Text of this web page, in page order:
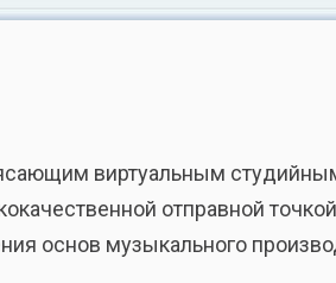
виртуальным
отправной
основ музыкального